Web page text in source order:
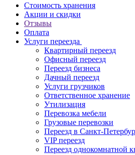
Стоимость хранения
Акции и скидки
Отзывы
Оплата
Услуги переезда
Квартирный переезд
Офисный переезд
Переезд бизнеса
Дачный переезд
Услуги грузчиков
Ответственное хранение
Утилизация
Перевозка мебели
Грузовые перевозки
Переезд в Санкт-
VIP переезд
Переезд однокомнатной